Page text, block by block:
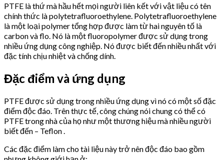
PTFE là thứ mà hầu hết mọi người liên kết với vật liệu có tên
chính thức là polytetrafluoroethylene. Polytetrafluoroethylene
là một loại polymer tổng hợp được làm từ hai nguyên tố là
carbon và flo. Nó là một fluoropolymer được sử dụng trong
nhiều ứng dụng công nghiệp. Nó được biết đến nhiều nhất với
đặc tính chịu nhiệt và chống dính.
Đặc điểm và ứng dụng
PTFE được sử dụng trong nhiều ứng dụng vì nó có một số đặc
điểm độc đáo. Trên thực tế, công chúng nói chung có thể có
PTFE trong nhà của họ như một thương hiệu mà nhiều người
biết đến – Teflon .
Các đặc điểm làm cho tài liệu này trở nên độc đáo bao gồm